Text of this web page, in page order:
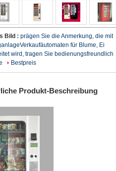
Bild : prägen Sie die Anmerkung, die mit
für Blume, Ei
wird, tragen Sie bedienungsfreundlich
Bestpreis
Produkt-Beschreibung